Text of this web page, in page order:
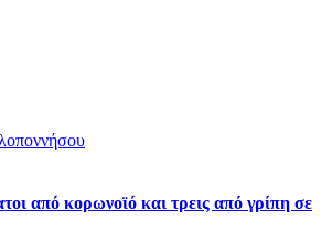
από κορωνοϊό και τρεις από γρίπη σε